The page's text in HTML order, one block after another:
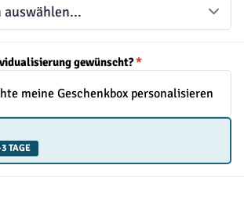
gewünscht?*
meine Geschenkbox personalisieren
TAGE